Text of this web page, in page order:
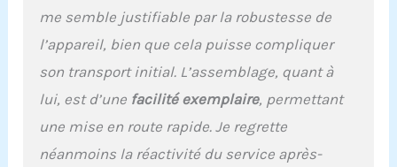
cardiaque HS-P095PR de
Hop-Sport peut être
connectée. L'appareil de
cardio-training dispose
d'un support pour
tablette. VÉLO ELLIPTIQUE
COMPACT - Pour un
entraînement en toute
sécurité, l'équipement est
me semble justifiable par la robustesse de
l’appareil, bien que cela puisse compliquer
son transport initial. L’assemblage, quant à
lui, est d’une facilité exemplaire, permettant
une mise en route rapide. Je regrette
néanmoins la réactivité du service après-